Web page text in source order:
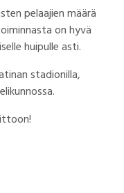
pelaajien määrä
on hyvä
huipulle asti.
stadionilla,